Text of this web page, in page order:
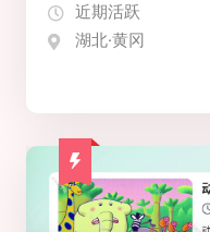
近期活跃
湖北·黄冈